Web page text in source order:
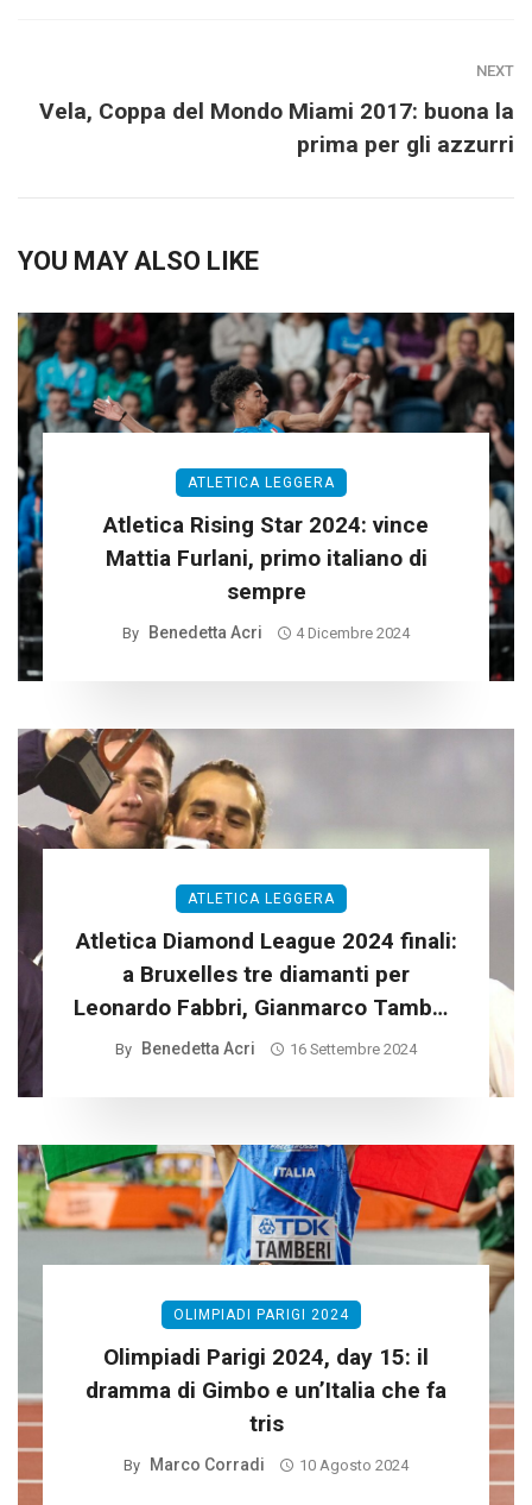
NEXT
Vela, Coppa del Mondo Miami 2017: buona la
prima per gli azzurri
YOU MAY ALSO LIKE
ATLETICA LEGGERA
Atletica Rising Star 2024: vince
Mattia Furlani, primo italiano di
sempre
By Benedetta Acri 4 Dicembre 2024
ATLETICA LEGGERA
Atletica Diamond League 2024 finali:
a Bruxelles tre diamanti per
Leonardo Fabbri, Gianmarco Tamberi
e Larissa Iapichino
By Benedetta Acri 16 Settembre 2024
OLIMPIADI PARIGI 2024
Olimpiadi Parigi 2024, day 15: il
dramma di Gimbo e un’Italia che fa
tris
By Marco Corradi 10 Agosto 2024